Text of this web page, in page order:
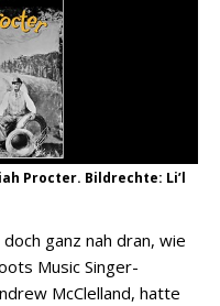
Procter. Bildrechte: Li’l
ganz nah dran, wie
Music Singer-
McClelland, hatte